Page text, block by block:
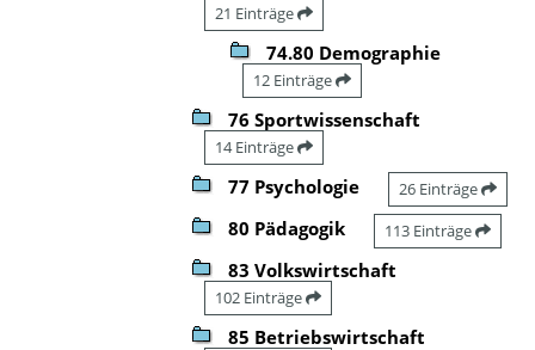
21 Einträge
74.80 Demographie
12 Einträge
76 Sportwissenschaft
14 Einträge
77 Psychologie 26 Einträge
80 Pädagogik 113 Einträge
83 Volkswirtschaft
102 Einträge
85 Betriebswirtschaft